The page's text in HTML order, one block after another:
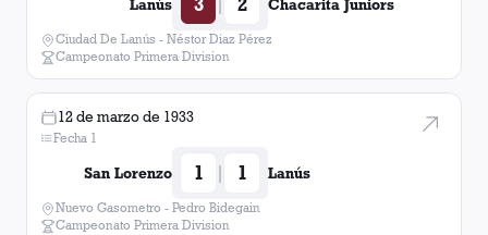
Lanús Chacarita Juniors
Ciudad De Lanús - Néstor Diaz Pérez
Campeonato Primera Division
12 de marzo de 1933
Fecha 1
San Lorenzo 1 | 1 Lanús
Nuevo Gasometro - Pedro Bidegain
Campeonato Primera Division